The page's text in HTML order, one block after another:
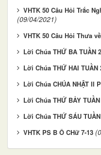
VHTK 50 Câu Hỏi Trắc
(09/04/2021)
VHTK 50 Câu Hỏi Thưa
Lời Chúa THỨ BA TUẦN
Lời Chúa THỨ HAI TUẦN
Lời Chúa CHÚA NHẬT II
Lời Chúa THỨ BẢY
Lời Chúa THỨ SÁU
VHTK PS B Ô CHữ 7-13